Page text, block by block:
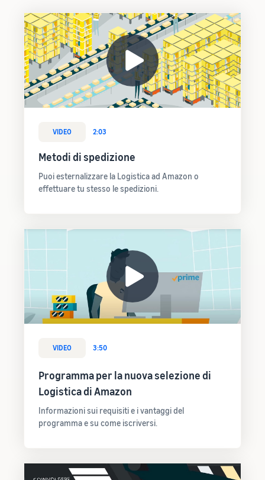
VIDEO 2:03
Metodi di spedizione
Puoi esternalizzare la Logistica ad Amazon o
effettuare tu stesso le spedizioni.
VIDEO 3:50
Programma per la nuova selezione di
Logistica di Amazon
Informazioni sui requisiti e i vantaggi del
programma e su come iscriversi.